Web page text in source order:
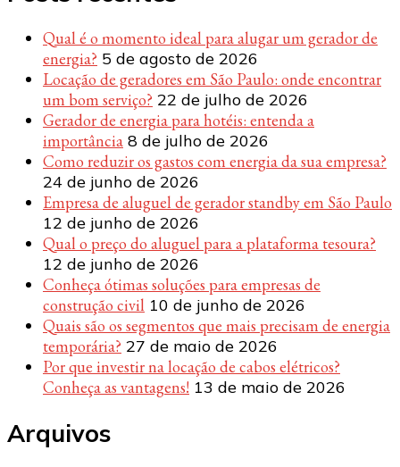
Qual é o momento ideal para alugar um gerador de
energia? 5 de agosto de 2026
Locação de geradores em São Paulo: onde encontrar
um bom serviço? 22 de julho de 2026
Gerador de energia para hotéis: entenda a
importância 8 de julho de 2026
Como reduzir os gastos com energia da sua empresa?
24 de junho de 2026
Empresa de aluguel de gerador standby em São Paulo
12 de junho de 2026
Qual o preço do aluguel para a plataforma tesoura?
12 de junho de 2026
Conheça ótimas soluções para empresas de
construção civil 10 de junho de 2026
Quais são os segmentos que mais precisam de energia
temporária? 27 de maio de 2026
Por que investir na locação de cabos elétricos?
Conheça as vantagens! 13 de maio de 2026
Arquivos